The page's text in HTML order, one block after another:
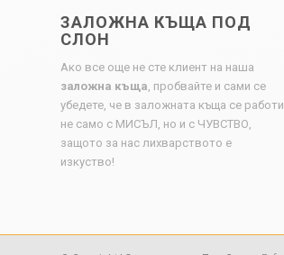
ЗАЛОЖНА КЪЩА ПОД
СЛОН
Ако все още не сте клиент на наша
заложна къща, пробвайте и сами се
убедете, че в заложната къща се работи
не само с МИСЪЛ, но и с ЧУВСТВО,
защото за нас лихварството е
изкуство!